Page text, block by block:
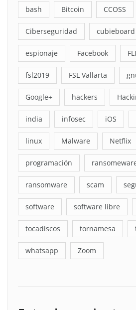
bash Bitcoin CCOSS
Ciberseguridad cubieboard
espionaje Facebook
fsl2019 FSL Vallarta
Google+ hackers
india infosec iOS
linux Malware Netflix
programación
ransomware scam
software software libre
tocadiscos tornamesa
whatsapp Zoom